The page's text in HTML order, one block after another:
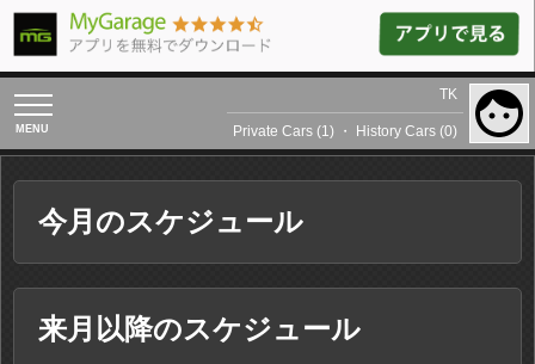
toggle
navigation
TK
Private Cars (1) ・ History Cars (0)
今月のスケジュール
来月以降のスケジュール